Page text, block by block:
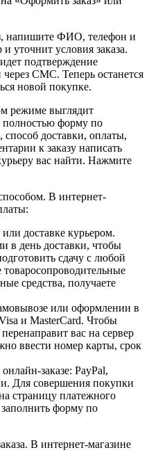
напишите ФИО, телефон и
уточнит условия заказа.
подтверждение
СМС. Теперь останется
новой покупке.
режиме выглядит
полностью форму по
способ доставки, оплаты,
к заказу написать
вас найти. Нажмите
В интернет-
доставке курьером.
в день доставки, чтобы
сдачу с любой
средства, получаете
или оформлении в
и MasterCard. Чтобы
вас на сервер
ввести номер карты, срок
заказе: PayPal,
Для совершения покупки
страницу платежного
заполнить форму по
В интернет-магазине